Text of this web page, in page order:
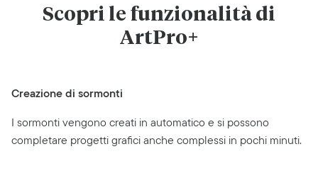
Scopri le funzionalità di
ArtPro+
Creazione di sormonti
I sormonti vengono creati in automatico e si possono
completare progetti grafici anche complessi in pochi minuti.